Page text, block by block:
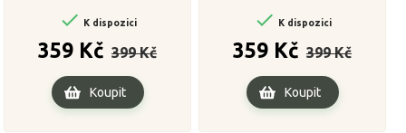
 K dispozici
359 Kč
cena
399 Kč
Koupit
 K dispozici
359 Kč
cena
399 Kč
Koupit